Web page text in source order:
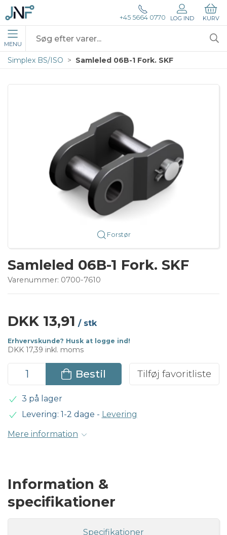
+45 5664 0770 LOG IND KURV
MENU
Simplex BS/ISO Samleled 06B-1 Fork. SKF
Forstør
Samleled 06B-1 Fork. SKF
Varenummer: 0700-7610
DKK 13,91 / stk
Erhvervskunde? Husk at logge ind!
DKK 17,39 inkl. moms
Bestil Tilføj favoritliste
3 på lager
Levering: 1-2 dage - Levering
Mere information
Information &
specifikationer
Specifikationer